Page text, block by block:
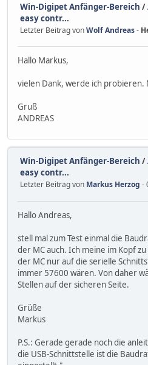
Win-Digipet Anfänger-Bereich /
easy contr...
Letzter Beitrag vonWolf Andreas-
Hallo Markus,
vielen Dank, werde ich probieren.
Gruß
ANDREAS
Win-Digipet Anfänger-Bereich /
easy contr...
Letzter Beitrag von Markus Herzog -
Hallo Andreas,
stell mal zum Test einmal die
der MC auch. Ich meine im Kopf
der MC nur auf die serielle
immer 57600 wären. Von daher
Stellen auf der sicheren Seite.
Grüße
Markus
P.S.: Gerade gerade noch die
die USB-Schnittstelle ist die